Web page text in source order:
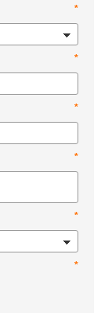
*
*
*
*
*
*